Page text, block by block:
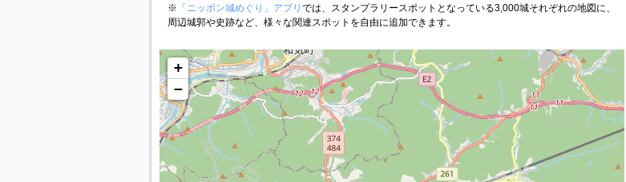
※ 「ニッポン城めぐり」アプリ では、スタンプラリースポットとなっている3,000城それぞれの地図に、
周辺城郭や史跡など、様々な関連スポットを自由に追加できます。
+
−